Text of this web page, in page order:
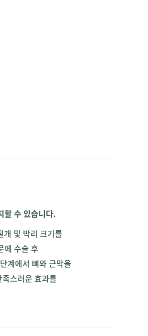
할 수 있습니다.
개 및 박리 크기를
에 수술 후
계에서 뼈와 근막을
스러운 효과를